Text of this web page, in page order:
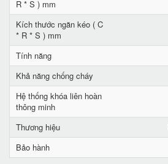
R * S ) mm
Kích thước ngăn kéo ( C
* R * S ) mm
Tính năng
Khả năng chống cháy
Hệ thống khóa liên hoàn
thông minh
Thương hiệu
Bảo hành